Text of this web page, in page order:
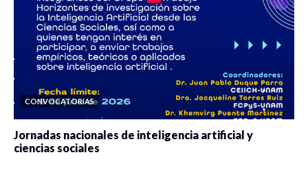
CONVOCATORIAS
Jornadas nacionales de inteligencia artificial y
ciencias sociales